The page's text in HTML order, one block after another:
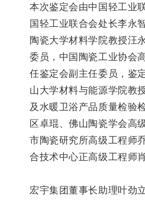
本次鉴定会由中国轻工业
国轻工业联合会处长李永
陶瓷大学材料学院教授汪
委员，中国陶瓷工业协会
任鉴定会副主任委员，鉴
山大学材料与能源学院教
及水暖卫浴产品质量检验
区卓琨、佛山陶瓷学会高
市陶瓷研究所高级工程师
合技术中心正高级工程师
宏宇集团董事长助理叶劲